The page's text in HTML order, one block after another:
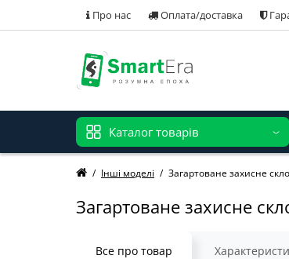
Про нас Оплата/доставка
Каталог товарів
Інші моделі Загартоване захисне
Загартоване захисне
Все про товар